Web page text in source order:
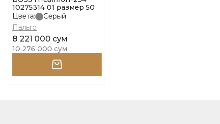
10275314 01 размер 50
Цвета:
Серый
Пальто
8 221 000 сум
10 276 000 сум